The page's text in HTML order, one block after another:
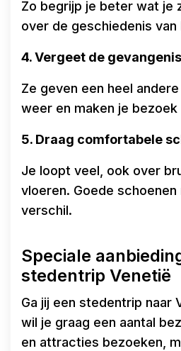
Zo begrijp je beter wat je
over de geschiedenis van
4. Vergeet de
Ze geven een heel
weer en maken je
5. Draag comfortabele
Je loopt veel, ook over
vloeren. Goede schoenen
verschil.
Speciale
stedentrip Venetië
Ga jij een stedentrip naar
wil je graag een aantal
en attracties bezoeken,